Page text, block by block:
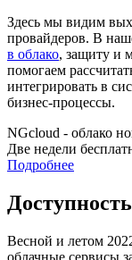
Здесь мы видим
провайдеров. В
в облако, защиту и
помогаем
интегрировать в
бизнес-процессы.
NGcloud - облако
Две недели
Подробнее
Весной и летом
облачные сервисы